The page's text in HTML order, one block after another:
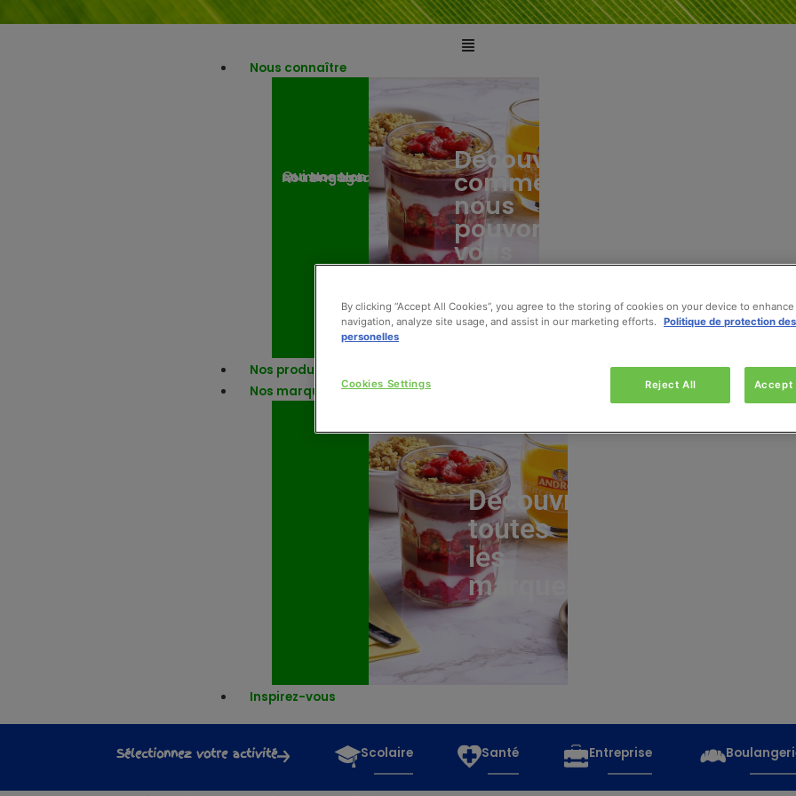
Nous connaître
Qui sommes-nous ? Nos engagements
Nos actualités
Découvrez
comment
nous
pouvons
vous
aider
Nos produits
Nos marques
Découvrez
toutes
les
marques
Inspirez-vous
Sélectionnez votre activité Scolaire Santé Entreprise
By clicking “Accept All Cookies”, you agree to the storing of cookies on your device to
navigation, analyze site usage, and assist in our marketing efforts.
Politique de protection
personelles
Reject All Accept
Cookies Settings